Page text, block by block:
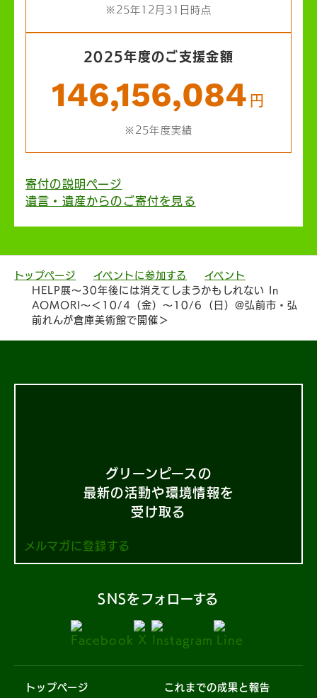
※25年12月31日時点
2025年度のご支援金額
146,156,084 円
※25年度実績
寄付の説明ページ
遺言・遺産からのご寄付を見る
トップページ イベントに参加する
イベント
HELP展〜30年後には消えてしまうかもしれない In
AOMORI〜＜10/4（金）〜10/6（日）@弘前市・弘
前れんが倉庫美術館で開催＞
グリーンピースの
最新の活動や環境情報を
受け取る
メルマガに登録する
SNSをフォローする
トップページ これまでの成果と報告